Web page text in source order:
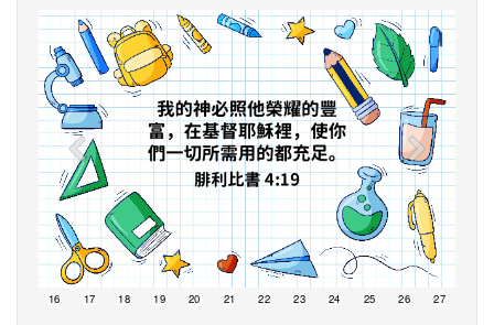
16 17 18 19 20 21 22 23 24 25 26 27